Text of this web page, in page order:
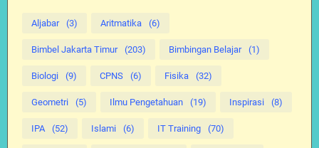
Aljabar (3) Aritmatika (6)
Bimbel Jakarta Timur (203) Bimbingan Belajar (1)
Biologi (9) CPNS (6) Fisika (32)
Geometri (5) Ilmu Pengetahuan (19) Inspirasi (8)
IPA (52) Islami (6) IT Training (70)